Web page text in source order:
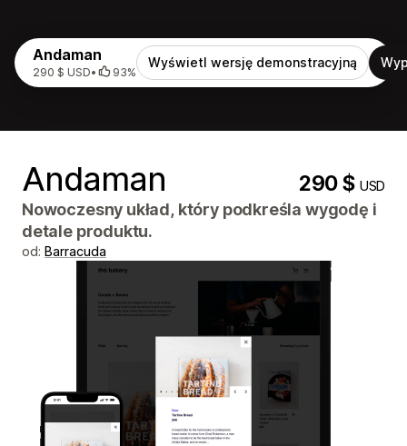
Andaman
290 $ USD• 93%
Wyświetl wersję demonstracyjną
Andaman 290 $USD
Nowoczesny układ, który podkreśla wygodę i
detale produktu.
od: Barracuda